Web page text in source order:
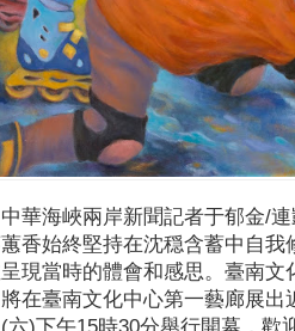
中華海峽兩岸新聞記者于郁金/
香始終堅持在沈穏含蓄中自
現當時的體會和感思。臺南文
將在臺南文化中心第一藝廊展
(六)下午15時30分舉行開幕，歡